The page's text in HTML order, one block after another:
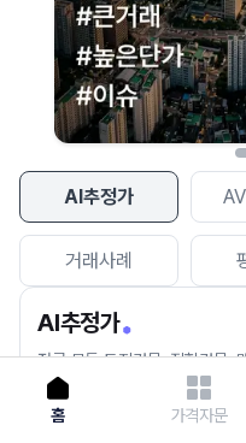
AI추정가
거래사례
AI추정가
전국 모든 토지건물, 집합건물,
세요.
홈 가격자문